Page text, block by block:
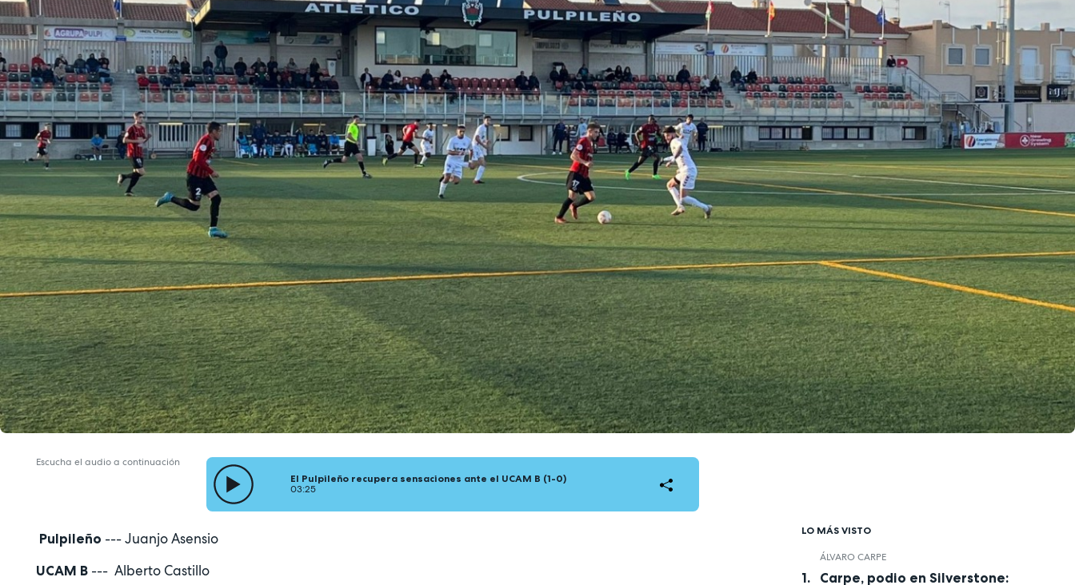
Escucha el audio a continuación
El Pulpileño recupera sensaciones ante el UCAM B (1-0)
03:25
Pulpileño --- Juanjo Asensio
UCAM B --- Alberto Castillo
LO MÁS VISTO
ÁLVARO CARPE
Carpe, podio en Silverstone: